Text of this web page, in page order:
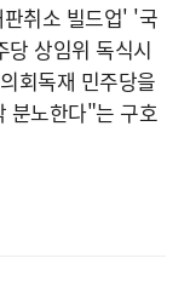
취소 빌드업' '국
상임위 독식시
회독재 민주당을
분노한다"는 구호